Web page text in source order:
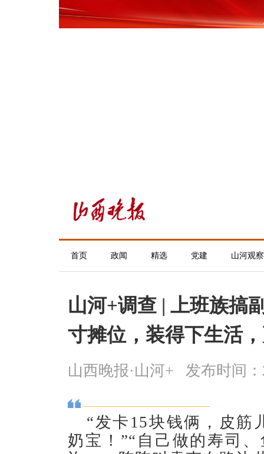
首页 政闻 精选 党建 山河观察
山河+调查 | 上班族
寸摊位，装得下生活
山西晚报·山河+ 发布时间：
“发卡15块钱俩，皮筋
奶宝！”“自己做的寿司